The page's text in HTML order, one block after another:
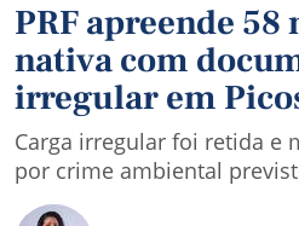
PRF apreende 58
nativa com
irregular em
Carga irregular foi retida e
por crime ambiental